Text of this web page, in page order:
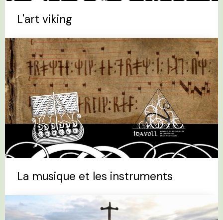
L'art viking
La musique et les instruments